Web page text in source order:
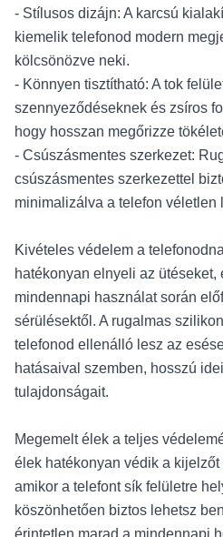
- Stílusos dizájn: A karcsú
kiemelik telefonod modern
kölcsönözve neki.
- Könnyen tisztítható: A tok
szennyeződéseknek és zsíros
hogy hosszan megőrizze
- Csúszásmentes szerkezet:
csúszásmentes szerkezettel
minimalizálva a telefon véletlen
Kivételes védelem a
hatékonyan elnyeli az ütéseket,
mindennapi használat során
sérülésektől. A rugalmas
telefonod ellenálló lesz az
hatásaival szemben, hosszú
tulajdonságait.
Megemelt élek a teljes
élek hatékonyan védik a kijelzőt
amikor a telefont sík felületre
köszönhetően biztos lehetsz
érintetlen marad a mindennapi